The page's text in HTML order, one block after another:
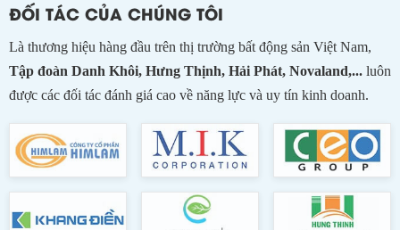
ĐỐI TÁC CỦA CHÚNG TÔI
Là thương hiệu hàng đầu trên thị trường bất động sản Việt Nam,
Tập đoàn Danh Khôi, Hưng Thịnh, Hải Phát, Novaland,... luôn
được các đối tác đánh giá cao về năng lực và uy tín kinh doanh.